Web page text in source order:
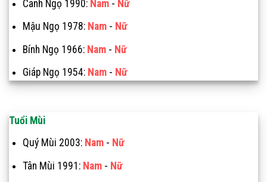
Canh Ngọ 1990: Nam- Nữ
Mậu Ngọ 1978: Nam- Nữ
Bính Ngọ 1966: Nam- Nữ
Giáp Ngọ 1954: Nam- Nữ
Tuổi Mùi
Quý Mùi 2003: Nam- Nữ
Tân Mùi 1991: Nam- Nữ